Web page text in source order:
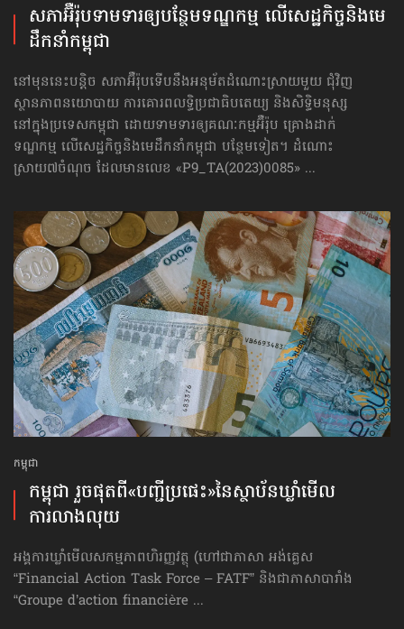
សភាអ៊ឺរ៉ុបទាមទារ​ឲ្យបន្ថែម​ទណ្ឌកម្ម លើសេដ្ឋកិច្ច​និងមេ
ដឹកនាំកម្ពុជា
នៅមុននេះបន្តិច សភាអ៊ឺរ៉ុបទើបនឹងអនុម័តដំណោះស្រាយមួយ ជុំវិញ
ស្ថានភាពនយោបាយ ការគោរព​លទ្ធិ​ប្រជាធិបតេយ្យ និងសិទ្ធិមនុស្ស
នៅក្នុងប្រទេសកម្ពុជា ដោយទាមទារឲ្យគណៈកម្មអ៊ឺរ៉ុប គ្រោងដាក់​
ទណ្ឌកម្ម លើសេដ្ឋកិច្ច​និងមេដឹកនាំកម្ពុជា បន្ថែមទៀត។ ដំណោះ
ស្រាយ៧ចំណុច ដែលមានលេខ «P9_TA(2023)0085» ...
កម្ពុជា
កម្ពុជា រួចផុតពី«បញ្ជីប្រផេះ»​នៃស្ថាប័ន​ឃ្លាំមើល​
ការលាងលុយ
អង្គការឃ្លាំមើលសកម្មភាពហិរញ្ញវត្ថុ (ហៅ​ជា​ភាសា អង់គ្លេស
“Financial Action Task Force – FATF” និងជាភាសាបារាំង
“Groupe d’action financière ...